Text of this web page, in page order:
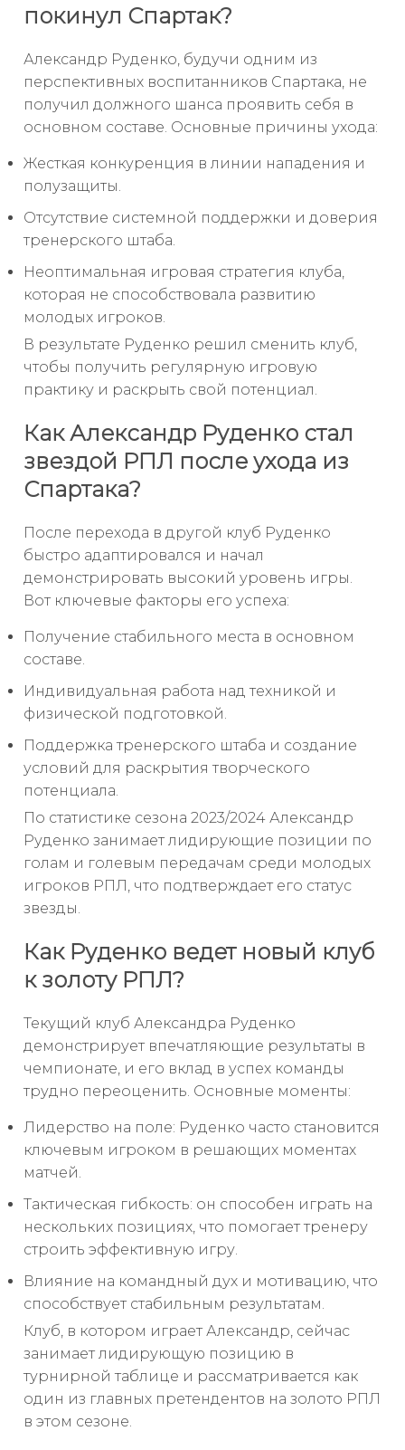
покинул Спартак?
Александр Руденко, будучи одним из
перспективных воспитанников Спартака, не
получил должного шанса проявить себя в
основном составе. Основные причины ухода:
Жесткая конкуренция в линии нападения и
полузащиты.
Отсутствие системной поддержки и доверия
тренерского штаба.
Неоптимальная игровая стратегия клуба,
которая не способствовала развитию
молодых игроков.
В результате Руденко решил сменить клуб,
чтобы получить регулярную игровую
практику и раскрыть свой потенциал.
Как Александр Руденко стал
звездой РПЛ после ухода из
Спартака?
После перехода в другой клуб Руденко
быстро адаптировался и начал
демонстрировать высокий уровень игры.
Вот ключевые факторы его успеха:
Получение стабильного места в основном
составе.
Индивидуальная работа над техникой и
физической подготовкой.
Поддержка тренерского штаба и создание
условий для раскрытия творческого
потенциала.
По статистике сезона 2023/2024 Александр
Руденко занимает лидирующие позиции по
голам и голевым передачам среди молодых
игроков РПЛ, что подтверждает его статус
звезды.
Как Руденко ведет новый клуб
к золоту РПЛ?
Текущий клуб Александра Руденко
демонстрирует впечатляющие результаты в
чемпионате, и его вклад в успех команды
трудно переоценить. Основные моменты:
Лидерство на поле: Руденко часто становится
ключевым игроком в решающих моментах
матчей.
Тактическая гибкость: он способен играть на
нескольких позициях, что помогает тренеру
строить эффективную игру.
Влияние на командный дух и мотивацию, что
способствует стабильным результатам.
Клуб, в котором играет Александр, сейчас
занимает лидирующую позицию в
турнирной таблице и рассматривается как
один из главных претендентов на золото РПЛ
в этом сезоне.